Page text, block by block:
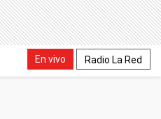
En vivo Radio La Red